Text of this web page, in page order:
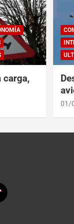
carga,
01/